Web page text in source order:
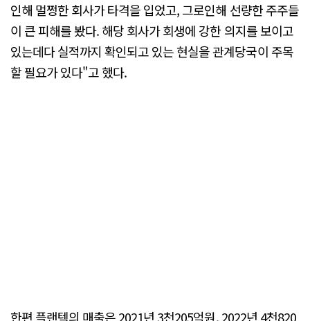
인해 멀쩡한 회사가 타격을 입었고, 그로인해 선량한 주주들
이 큰 피해를 봤다. 해당 회사가 회생에 강한 의지를 보이고
있는데다 실적까지 확인되고 있는 현실을 관계당국이 주목
할 필요가 있다"고 했다.
한편 플랜텍의 매출은 2021년 3천205억원, 2022년 4천820